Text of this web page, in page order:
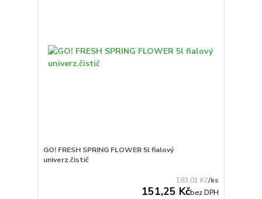
GO! FRESH SPRING FLOWER 5l fialový
univerz.čistič
183,01 Kč/ks
151,25 Kčbez DPH